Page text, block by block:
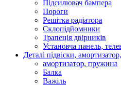
Підсилювач бампера
Пороги
Решітка радіатора
Склопідйомники
Трапеція двірників
Установча панель,
Деталі підвіски,
амортизатор, пружина
Балка
Важіль